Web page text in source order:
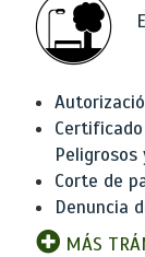
Corte de
Denuncia
MÁS